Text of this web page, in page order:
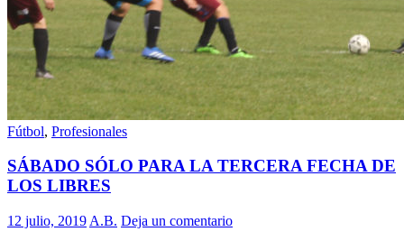
Fútbol, Profesionales
SÁBADO SÓLO PARA LA TERCERA FECHA DE
LOS LIBRES
12 julio, 2019 A.B. Deja un comentario